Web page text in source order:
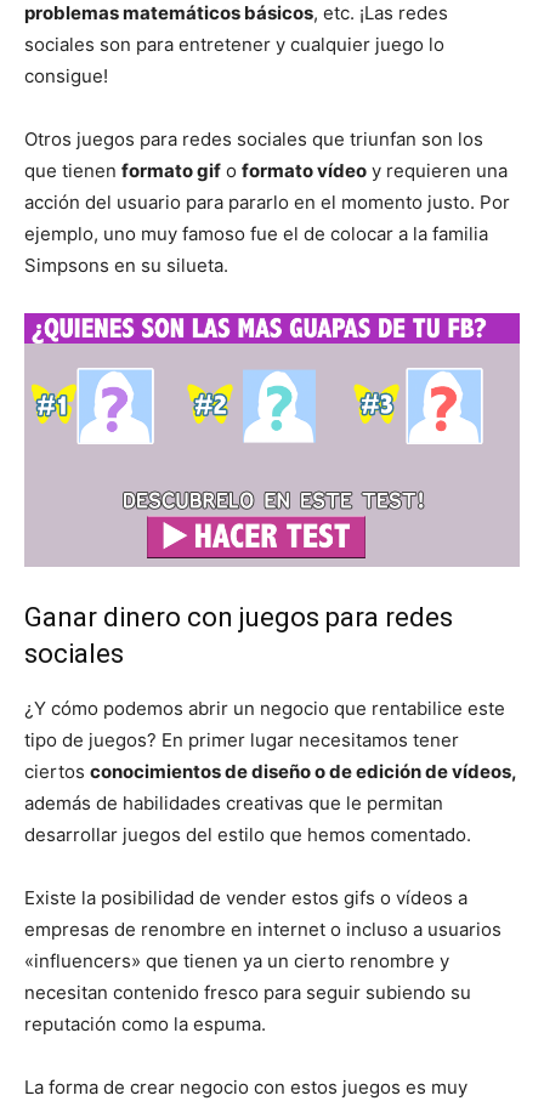
problemas matemáticos básicos, etc. ¡Las redes
sociales son para entretener y cualquier juego lo
consigue!
Otros juegos para redes sociales que triunfan son los
que tienen formato gif o formato vídeo y requieren una
acción del usuario para pararlo en el momento justo. Por
ejemplo, uno muy famoso fue el de colocar a la familia
Simpsons en su silueta.
Ganar dinero con juegos para redes
sociales
¿Y cómo podemos abrir un negocio que rentabilice este
tipo de juegos? En primer lugar necesitamos tener
ciertos conocimientos de diseño o de edición de vídeos,
además de habilidades creativas que le permitan
desarrollar juegos del estilo que hemos comentado.
Existe la posibilidad de vender estos gifs o vídeos a
empresas de renombre en internet o incluso a usuarios
«influencers» que tienen ya un cierto renombre y
necesitan contenido fresco para seguir subiendo su
reputación como la espuma.
La forma de crear negocio con estos juegos es muy